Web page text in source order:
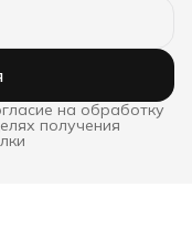
на обработку
получения